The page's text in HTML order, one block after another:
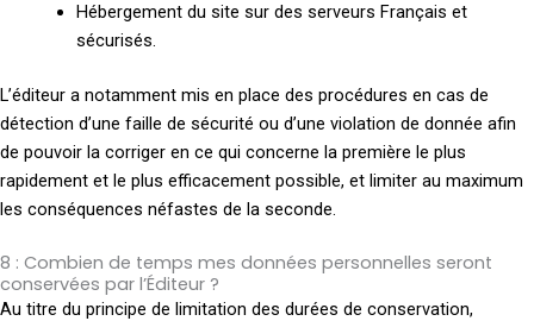
Hébergement du site sur des serveurs Français et
sécurisés.
L’éditeur a notamment mis en place des procédures en cas de
détection d’une faille de sécurité ou d’une violation de donnée afin
de pouvoir la corriger en ce qui concerne la première le plus
rapidement et le plus efficacement possible, et limiter au maximum
les conséquences néfastes de la seconde.
8 : Combien de temps mes données personnelles seront
conservées par l’Éditeur ?
Au titre du principe de limitation des durées de conservation,